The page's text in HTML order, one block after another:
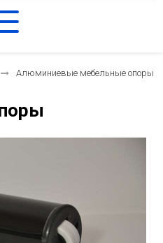
Алюминиевые мебельные опоры